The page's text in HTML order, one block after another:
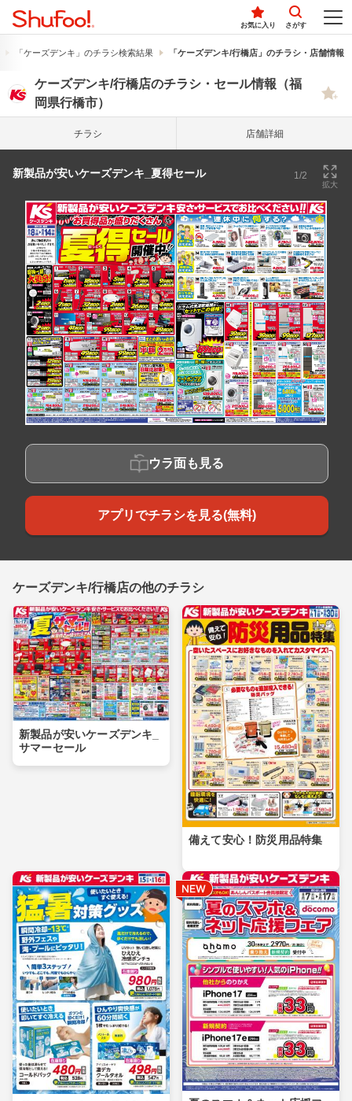
お気に入り さがす
「ケーズデンキ」のチラシ検索結果 「ケーズデンキ/行橋店」のチラシ・店舗情報
ケーズデンキ/行橋店のチラシ・セール情報（福
岡県行橋市）
チラシ 店舗詳細
新製品が安いケーズデンキ_夏得セール 1/2
拡大
ウラ面も見る
アプリでチラシを見る(無料)
ケーズデンキ/行橋店の他のチラシ
新製品が安いケーズデンキ_
サマーセール
備えて安心！防災用品特集